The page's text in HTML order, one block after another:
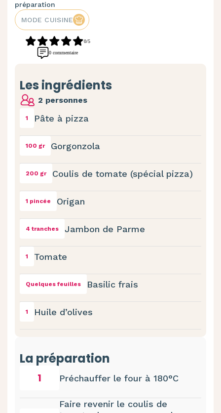
préparation
MODE CUISINE
0/5
0 commentaire
Les ingrédients
2 personnes
1 Pâte à pizza
100 gr Gorgonzola
200 gr Coulis de tomate (spécial pizza)
1 pincée Origan
4 tranches Jambon de Parme
1 Tomate
Quelques feuilles Basilic frais
1 Huile d’olives
La préparation
1 Préchauffer le four à 180°C
Faire revenir le coulis de